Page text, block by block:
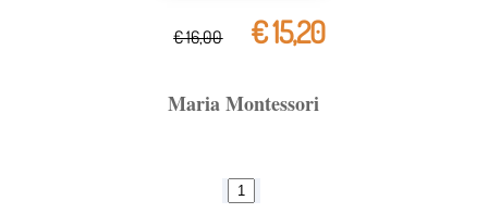
€ 16,00 € 15,20
Maria Montessori